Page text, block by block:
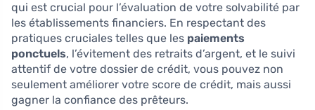
qui est crucial pour l’évaluation de votre solvabilité par
les établissements financiers. En respectant des
pratiques cruciales telles que les paiements
ponctuels, l’évitement des retraits d’argent, et le suivi
attentif de votre dossier de crédit, vous pouvez non
seulement améliorer votre score de crédit, mais aussi
gagner la confiance des prêteurs.